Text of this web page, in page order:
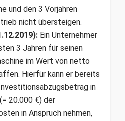
und den 3 Vorjahren
nicht übersteigen.
Ein Unternehmer
3 Jahren für seinen
im Wert von netto
Hierfür kann er bereits
in
20.000 €) der
in Anspruch nehmen,